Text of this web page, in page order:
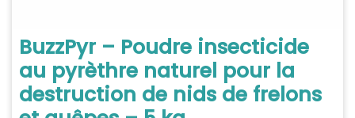
BuzzPyr – Poudre insecticide
au pyrèthre naturel pour la
destruction de nids de frelons